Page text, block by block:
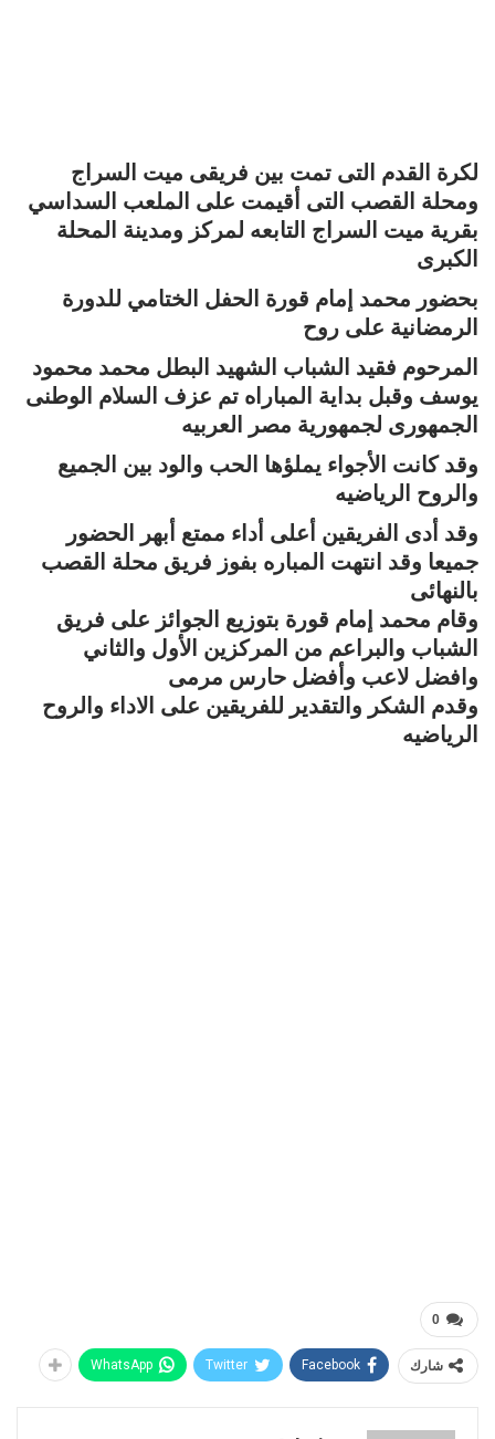
لكرة القدم التى تمت بين فريقى ميت السراج
ومحلة القصب التى أقيمت على الملعب السداسي
بقرية ميت السراج التابعه لمركز ومدينة المحلة
الكبرى
بحضور محمد إمام قورة الحفل الختامي للدورة
الرمضانية على روح
المرحوم فقيد الشباب الشهيد البطل محمد محمود
يوسف وقبل بداية المباراه تم عزف السلام الوطنى
الجمهورى لجمهورية مصر العربيه
وقد كانت الأجواء يملؤها الحب والود بين الجميع
والروح الرياضيه
وقد أدى الفريقين أعلى أداء ممتع أبهر الحضور
جميعا وقد انتهت المباره بفوز فريق محلة القصب
بالنهائى
وقام محمد إمام قورة بتوزيع الجوائز على فريق
الشباب والبراعم من المركزين الأول والثاني
وافضل لاعب وأفضل حارس مرمى
وقدم الشكر والتقدير للفريقين على الاداء والروح
الرياضيه
0
شارك Facebook
Twitter
WhatsApp